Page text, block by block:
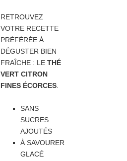
RETROUVEZ
VOTRE RECETTE
PRÉFÉRÉE À
DÉGUSTER BIEN
FRAÎCHE : LE THÉ
VERT CITRON
FINES ÉCORCES
SANS
SUCRES
AJOUTÉS
À SAVOURER
GLACÉ